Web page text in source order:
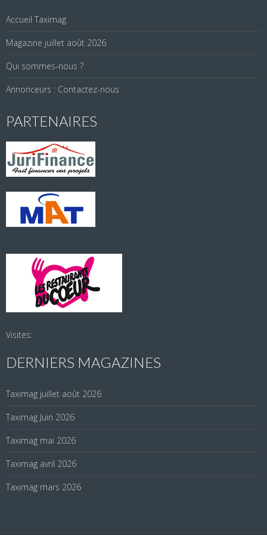
Accueil Taximag
Magazine juillet août 2026
Qui sommes-nous ?
Annonceurs : Contactez-nous
PARTENAIRES
Visites:
DERNIERS MAGAZINES
Taximag juillet août 2026
Taximag Juin 2026
Taximag mai 2026
Taximag avril 2026
Taximag mars 2026